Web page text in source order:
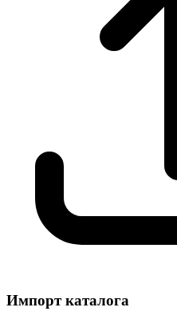
Импорт каталога